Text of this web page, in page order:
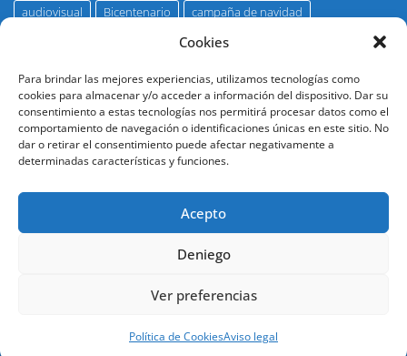
Cookies
Para brindar las mejores experiencias, utilizamos tecnologías como
cookies para almacenar y/o acceder a información del dispositivo. Dar su
consentimiento a estas tecnologías nos permitirá procesar datos como el
comportamiento de navegación o identificaciones únicas en este sitio. No
dar o retirar el consentimiento puede afectar negativamente a
determinadas características y funciones.
Acepto
Deniego
Ver preferencias
Política de CookiesAviso legal
audiovisual
Bicentenario
campaña de navidad
concurso pintura Hno. Carlos Rubio
Francisco Triviño Tarradas
galería fotográfica
Hnos. Maristas
Homenaje
insignia de oro
Juan José Primo Jurado
Jubilación
promoción 27 promoción 29
promoción 76
promoción 80